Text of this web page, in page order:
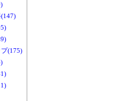
(175)